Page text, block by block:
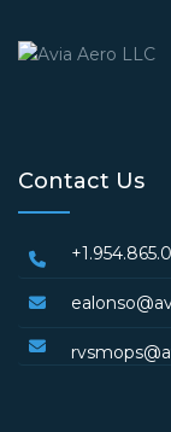
Contact Us